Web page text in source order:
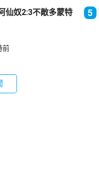
仙奴2:3不敵多蒙特 5
前